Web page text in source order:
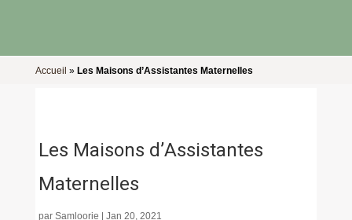
Accueil » Les Maisons d’Assistantes Maternelles
Les Maisons d’Assistantes
Maternelles
parSamloorie |Jan 20, 2021